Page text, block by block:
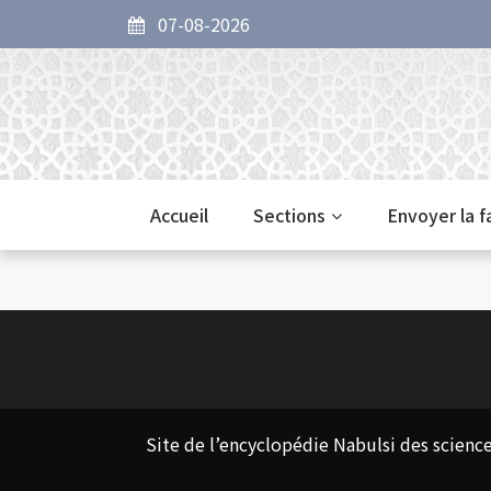
07-08-2026
Accueil Sections Envoyer la
Site de l’encyclopédie Nabulsi des